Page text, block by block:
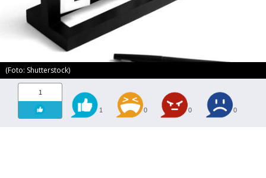
(Foto: Shutterstock)
1
1 0 0 0